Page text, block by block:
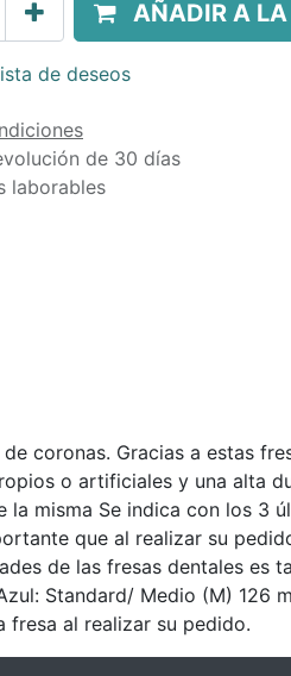
AÑADIR A LA
de deseos
de 30 días
laborables
coronas. Gracias a estas
o artificiales y una alta
la misma Se indica con los 3
que al realizar su
de las fresas dentales es
Standard/ Medio (M) 126
fresa al realizar su pedido.